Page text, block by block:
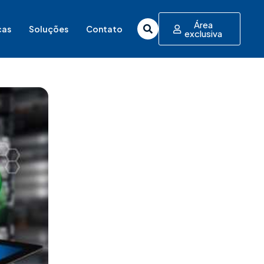
Soluções Contato Área
exclusiva